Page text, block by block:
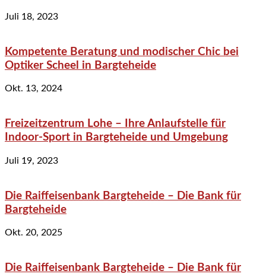
Juli 18, 2023
Kompetente Beratung und modischer Chic bei
Optiker Scheel in Bargteheide
Okt. 13, 2024
Freizeitzentrum Lohe – Ihre Anlaufstelle für
Indoor-Sport in Bargteheide und Umgebung
Juli 19, 2023
Die Raiffeisenbank Bargteheide – Die Bank für
Bargteheide
Okt. 20, 2025
Die Raiffeisenbank Bargteheide – Die Bank für